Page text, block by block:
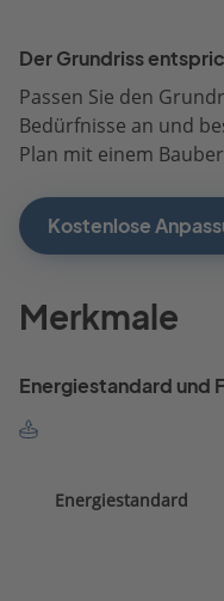
Der Grundriss
Passen Sie den
Bedürfnisse an und
Plan mit einem
Kostenlose
Merkmale
Energiestandard und
Energiestandard